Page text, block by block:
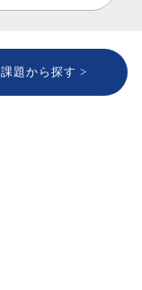
課題から探す >